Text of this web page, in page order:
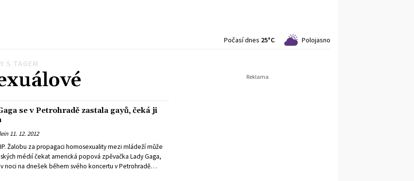
Počasí dnes 25°C Polojasno
S TAGEM
se v Petrohradě zastala gayů, čeká ji
11. 12. 2012
Žalobu za propagaci homosexuality mezi mládeží může
médií čekat americká popová zpěvačka Lady Gaga,
noci na dnešek během svého koncertu v Petrohradě